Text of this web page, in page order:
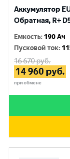
Аккумулятор
Обратная, R+
Емкость: 190 Ач
Пусковой ток:
16 670руб.
14 960 руб.
при обмене